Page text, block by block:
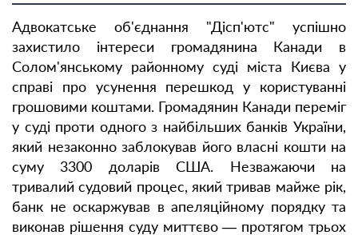
Адвокатське об'єднання "Дісп'ютс" успішно
захистило інтереси громадянина Канади в
Солом'янському районному суді міста Києва у
справі про усунення перешкод у користуванні
грошовими коштами. Громадянин Канади переміг
у суді проти одного з найбільших банків України,
який незаконно заблокував його власні кошти на
суму 3300 доларів США. Незважаючи на
тривалий судовий процес, який тривав майже рік,
банк не оскаржував в апеляційному порядку та
виконав рішення суду миттєво — протягом трьох